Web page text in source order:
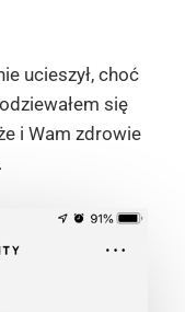
ucieszył, choć
się
i Wam zdrowie